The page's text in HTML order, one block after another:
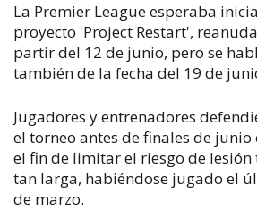
La Premier League esperaba
proyecto 'Project Restart',
partir del 12 de junio, pero se
también de la fecha del 19 de
Jugadores y entrenadores
el torneo antes de finales de
el fin de limitar el riesgo de lesión
tan larga, habiéndose jugado el
de marzo.